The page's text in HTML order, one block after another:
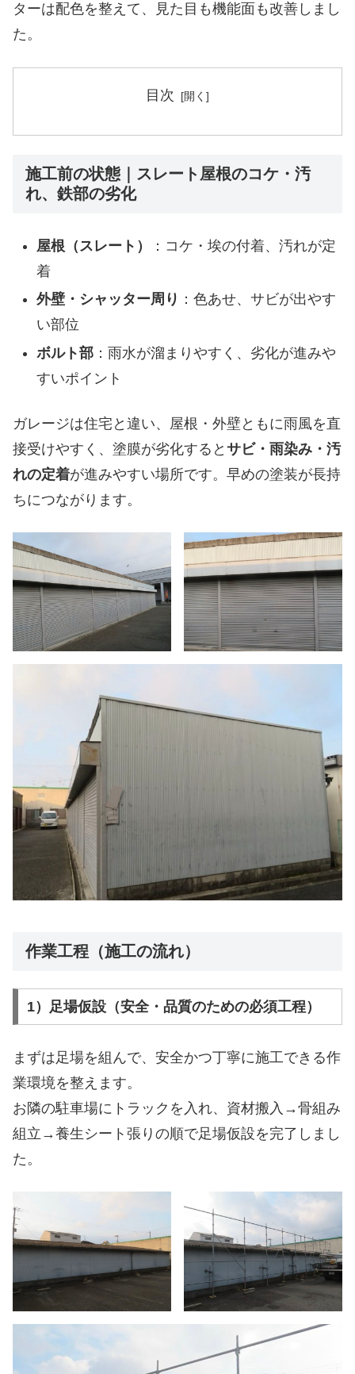
ターは配色を整えて、見た目も機能面も改善しまし
た。
目次
施工前の状態｜スレート屋根のコケ・汚
れ、鉄部の劣化
屋根（スレート）
：コケ・埃の付着、汚れが定
着
外壁・シャッター周り ：色あせ、サビが出やす
い部位
ボルト部：雨水が溜まりやすく、劣化が進みや
すいポイント
ガレージは住宅と違い、屋根・外壁ともに雨風を直
接受けやすく、塗膜が劣化すると サビ・雨染み・汚
れの定着が進みやすい場所です。早めの塗装が長持
ちにつながります。
作業工程（施工の流れ）
1）足場仮設（安全・品質のための必須工程）
まずは足場を組んで、安全かつ丁寧に施工できる作
業環境を整えます。
お隣の駐車場にトラックを入れ、資材搬入→骨組み
組立→養生シート張りの順で足場仮設を完了しまし
た。